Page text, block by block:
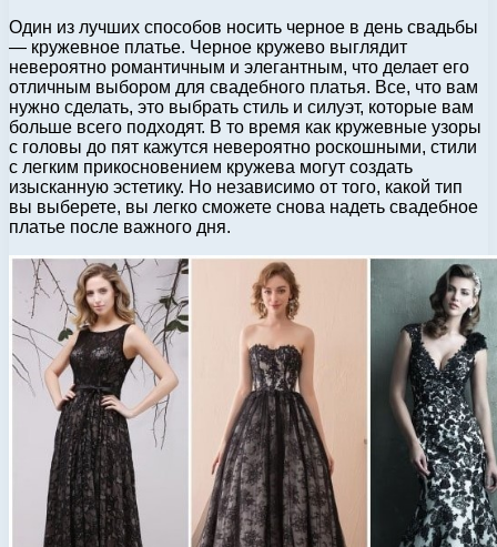
Один из лучших способов носить черное в день свадьбы
— кружевное платье. Черное кружево выглядит
невероятно романтичным и элегантным, что делает его
отличным выбором для свадебного платья. Все, что вам
нужно сделать, это выбрать стиль и силуэт, которые вам
больше всего подходят. В то время как кружевные узоры
с головы до пят кажутся невероятно роскошными, стили
с легким прикосновением кружева могут создать
изысканную эстетику. Но независимо от того, какой тип
вы выберете, вы легко сможете снова надеть свадебное
платье после важного дня.